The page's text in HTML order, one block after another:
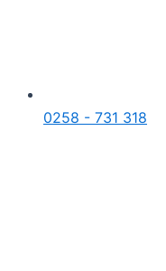
0258 - 731 318